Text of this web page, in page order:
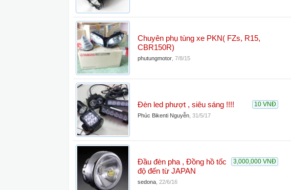
Chuyên phụ tùng xe PKN( FZs, R15,
CBR150R)
phutungmotor 7/8/15
10 VNĐ
Đèn led phượt , siêu sáng !!!!
Phúc Bikenti Nguyễn 31/5/17
3,000,000 VNĐ
Đầu đèn pha , Đồng hồ tốc
độ đến từ JAPAN
sedona 22/6/16